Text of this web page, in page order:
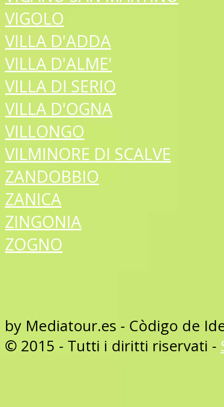
VIGOLO
VILLA D'ADDA
VILLA D'ALME'
VILLA DI SERIO
VILLA D'OGNA
VILLONGO
VILMINORE DI SCALVE
ZANDOBBIO
ZANICA
ZINGONIA
ZOGNO
by Mediatour.es - Còdigo de
© 2015 - Tutti i diritti riservati -